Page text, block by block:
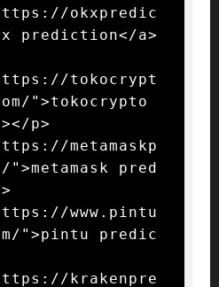
okxpredic
prediction</a>
tokocrypt
">tokocrypto
p>
metamaskp
pred
www.pintu
">pintu predic
krakenpre